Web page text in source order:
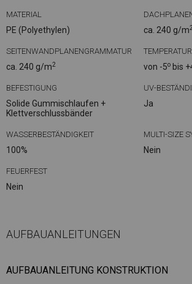
MATERIAL
PE (Polyethylen) ca. 240 g/m
SEITENWANDPLANENGRAMMATUR
ca. 240 g/m2 von -5o bis
BEFESTIGUNG
Solide Gummischlaufen +
Klettverschlussbänder
UV-
Ja
WASSERBESTÄNDIGKEIT
100%
MULTI-SIZE
Nein
FEUERFEST
Nein
AUFBAUANLEITUNGEN
AUFBAUANLEITUNG KONSTRUKTION